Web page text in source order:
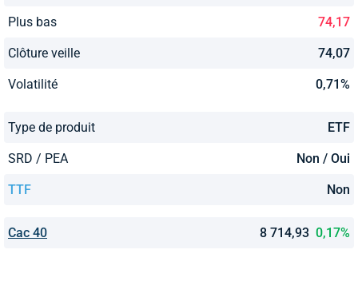
Plus bas 74,17
Clôture veille 74,07
Volatilité 0,71%
Type de produit ETF
SRD / PEA Non / Oui
TTF Non
Cac 40 8 714,93 0,17%